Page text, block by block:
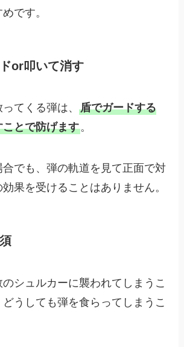
です。
or叩いて消す
ってくる弾は、盾でガードする
とで防げます。
合でも、弾の軌道を見て正面で対
果を受けることはありません。
シュルカーに襲われてしまうこ
うしても弾を食らってしまうこ